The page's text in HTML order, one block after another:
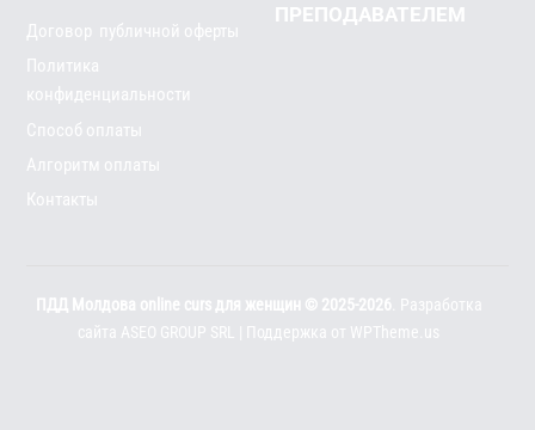
Договор публичной оферты
Политика
конфиденциальности
Способ оплаты
Алгоритм оплаты
Контакты
ПРЕПОДАВАТЕЛЕМ
ПДД Молдова online curs для женщин © 2025-2026 . Разработка
сайта ASEO GROUP SRL | Поддержка от WPTheme.us